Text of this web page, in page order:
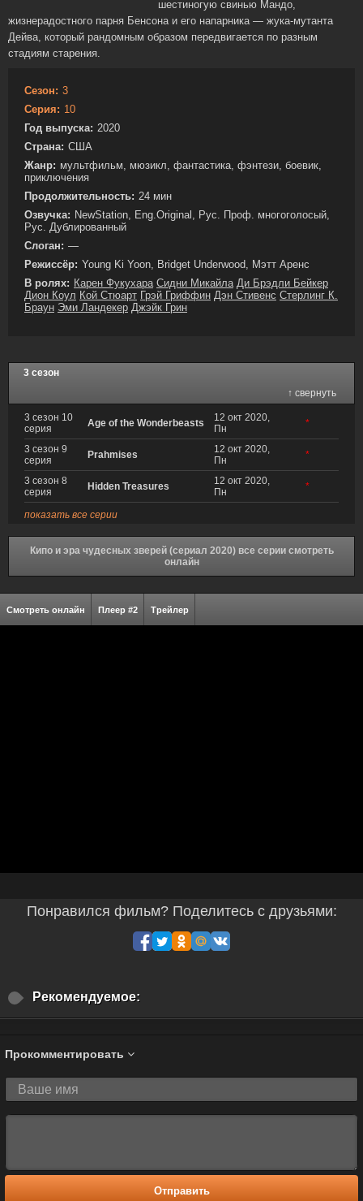
шестиногую свинью Мандо,
жизнерадостного парня Бенсона и его напарника — жука-мутанта
Дейва, который рандомным образом передвигается по разным
стадиям старения.
Сезон: 3
Серия: 10
Год выпуска: 2020
Страна: США
Жанр: мультфильм, мюзикл, фантастика, фэнтези, боевик,
приключения
Продолжительность: 24 мин
Озвучка: NewStation, Eng.Original, Рус. Проф. многоголосый,
Рус. Дублированный
Слоган: —
Режиссёр: Young Ki Yoon, Bridget Underwood, Мэтт Аренс
В ролях: Карен Фукухара Сидни Микайла Ди Брэдли Бейкер
Дион Коул Кой Стюарт Грэй Гриффин Дэн Стивенс Стерлинг К.
Браун Эми Ландекер Джэйк Грин
3 сезон
↑ свернуть
3 сезон 10
серия
Age of the Wonderbeasts
12 окт 2020,
Пн
*
3 сезон 9
серия
Prahmises
12 окт 2020,
Пн
*
3 сезон 8
серия
Hidden Treasures
12 окт 2020,
Пн
*
показать все серии
Кипо и эра чудесных зверей (сериал 2020) все серии смотреть
онлайн
Смотреть онлайн Плеер #2 Трейлер
Понравился фильм? Поделитесь с друзьями:
Рекомендуемое:
Прокомментировать
Отправить